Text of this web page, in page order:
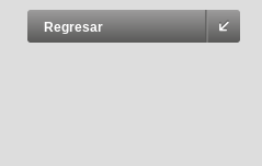
Regresar